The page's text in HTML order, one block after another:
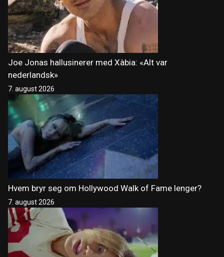
Joe Jonas hallusinerer med Xàbia: «Alt var
nederlandsk»
7. august 2026
Hvem bryr seg om Hollywood Walk of Fame lenger?
7. august 2026